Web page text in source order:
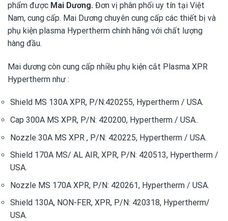
phẩm được Mai Dương. Đơn vị phân phối uy tín tại Việt
Nam, cung cấp. Mai Dương chuyên cung cấp các thiết bị và
phụ kiện plasma Hypertherm chính hãng với chất lượng
hàng đầu.
Mai dương còn cung cấp nhiều phụ kiện cắt Plasma XPR
Hypertherm như :
Shield MS 130A XPR, P/N:420255, Hypertherm / USA.
Cap 300A MS XPR, P/N: 420200, Hypertherm / USA..
Nozzle 30A MS XPR , P/N: 420225, Hypertherm / USA.
Shield 170A MS/ AL AIR, XPR, P/N: 420513, Hypertherm /
USA.
Nozzle MS 170A XPR, P/N: 420261, Hypertherm / USA.
Shield 130A, NON-FER, XPR, P/N: 420318, Hypertherm/
USA.